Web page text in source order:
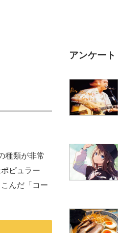
種類が非常
ピュラー
んだ「コー
アンケート